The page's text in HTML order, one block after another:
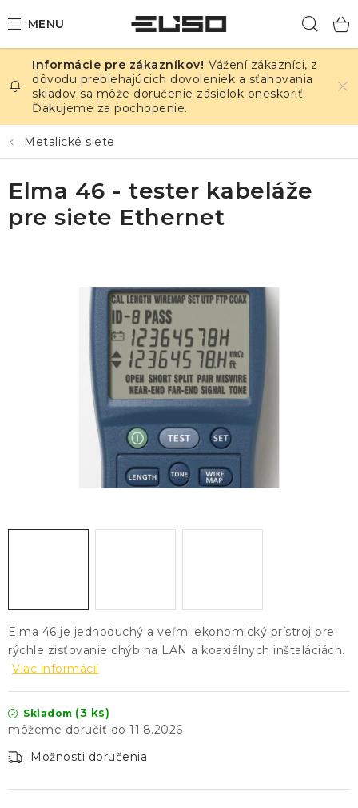
na
ELEKTRINA
TEPLOTA A VLHKOSŤ
TLAK A ÚNIKY
ZÁZNAMNÍKY
Obchodné podmienky GDPR Slovník pojmov
Vážení zákazníci, z
dôvodu prebiehajúcich dovoleniek a sťahovania
skladov sa môže doručenie zásielok oneskoriť.
Ďakujeme za pochopenie.
Metalické siete
Elma 46 je jednoduchý a veľmi ekonomický prístroj pre
rýchle zisťovanie chýb na LAN a koaxiálnych inštaláciách.
Viac informácií
Skladom (3 ks)
11.8.2026
Možnosti doručenia
Elma 46 - tester kabeláže
pre siete Ethernet